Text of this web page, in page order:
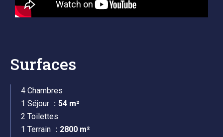
Surfaces
4 Chambres
1 Séjour
54 m²
2 Toilettes
1 Terrain
2800 m²